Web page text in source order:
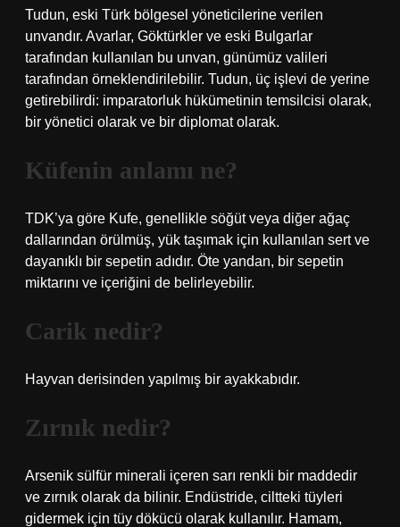
Tudun, eski Türk bölgesel yöneticilerine verilen
unvandır. Avarlar, Göktürkler ve eski Bulgarlar
tarafından kullanılan bu unvan, günümüz valileri
tarafından örneklendirilebilir. Tudun, üç işlevi de yerine
getirebilirdi: imparatorluk hükümetinin temsilcisi olarak,
bir yönetici olarak ve bir diplomat olarak.
Küfenin anlamı ne?
TDK’ya göre Kufe, genellikle söğüt veya diğer ağaç
dallarından örülmüş, yük taşımak için kullanılan sert ve
dayanıklı bir sepetin adıdır. Öte yandan, bir sepetin
miktarını ve içeriğini de belirleyebilir.
Carik nedir?
Hayvan derisinden yapılmış bir ayakkabıdır.
Zırnık nedir?
Arsenik sülfür minerali içeren sarı renkli bir maddedir
ve zırnık olarak da bilinir. Endüstride, ciltteki tüyleri
gidermek için tüy dökücü olarak kullanılır. Hamam,